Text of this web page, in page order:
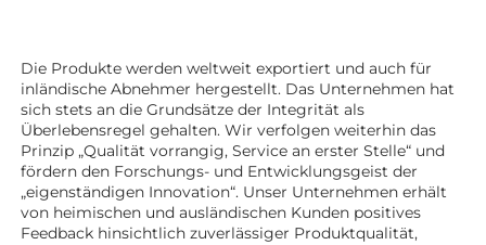
Die Produkte werden weltweit exportiert und auch für
inländische Abnehmer hergestellt. Das Unternehmen hat
sich stets an die Grundsätze der Integrität als
Überlebensregel gehalten. Wir verfolgen weiterhin das
Prinzip „Qualität vorrangig, Service an erster Stelle“ und
fördern den Forschungs- und Entwicklungsgeist der
„eigenständigen Innovation“. Unser Unternehmen erhält
von heimischen und ausländischen Kunden positives
Feedback hinsichtlich zuverlässiger Produktqualität,